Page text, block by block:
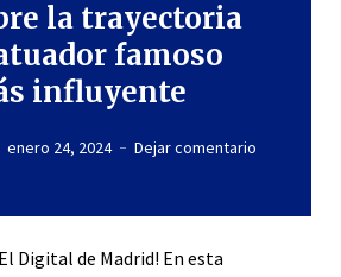
la trayectoria
famoso
influyente
enero 24, 2024 Dejar comentario
Digital de Madrid! En esta